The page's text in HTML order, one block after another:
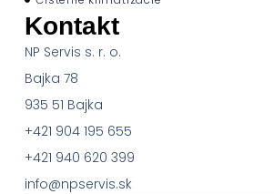
Kontakt
NP Servis s. r. o.
Bajka 78
935 51 Bajka
+421 904 195 655
+421 940 620 399
info@npservis.sk